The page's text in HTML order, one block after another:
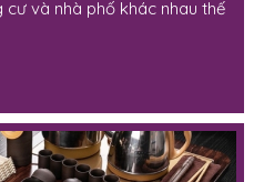
và nhà phố khác nhau thế